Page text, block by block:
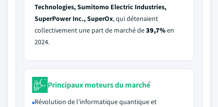
Technologies, Sumitomo Electric Industries,
SuperPower Inc., SuperOx, qui détenaient
collectivement une part de marché de39,7%en
2024.
Principaux moteurs du marché
Révolution de l'informatique quantique et